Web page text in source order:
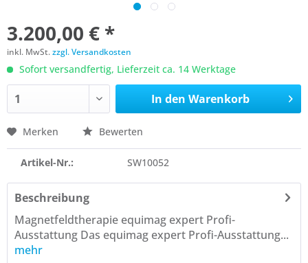
3.200,00 € *
inkl. MwSt.zzgl. Versandkosten
Sofort versandfertig, Lieferzeit ca. 14 Werktage
In den Warenkorb
Merken Bewerten
Artikel-Nr.: SW10052
Beschreibung
Magnetfeldtherapie equimag expert Profi-
Ausstattung Das equimag expert Profi-Ausstattung...
mehr